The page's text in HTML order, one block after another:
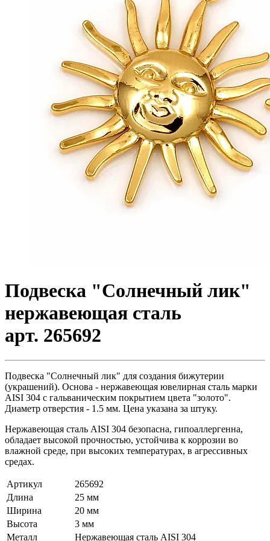
Подвеска "Солнечный лик"
нержавеющая сталь
арт. 265692
Подвеска "Солнечный лик" для создания бижутерии
(украшений). Основа - нержавеющая ювелирная сталь марки
AISI 304 с гальваническим покрытием цвета "золото".
Диаметр отверстия - 1.5 мм. Цена указана за штуку.
Нержавеющая сталь AISI 304 безопасна, гипоаллергенна,
обладает высокой прочностью, устойчива к коррозии во
влажной среде, при высоких температурах, в агрессивных
средах.
Артикул
265692
Длина
25 мм
Ширина
20 мм
Высота
3 мм
Металл
Нержавеющая сталь AISI 304